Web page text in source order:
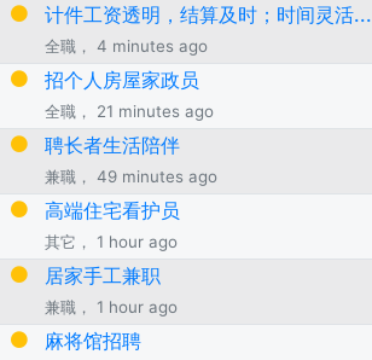
计件工资透明，结算及时；时间灵活...
全職， 4 minutes ago
招个人房屋家政员
全職， 21 minutes ago
聘长者生活陪伴
兼職， 49 minutes ago
高端住宅看护员
其它， 1 hour ago
居家手工兼职
兼職， 1 hour ago
麻将馆招聘